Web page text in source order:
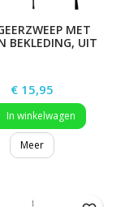
MET
BEKLEDING, UIT
Prijs
€ 15,95
In winkelwagen
Meer